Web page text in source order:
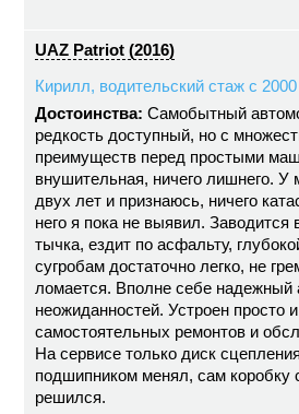
UAZ Patriot (2016)
Кирилл, водительский стаж с 2000
Достоинства: Самобытный
редкость доступный, но с
преимуществ перед простыми
внушительная, ничего лишнего.
двух лет и признаюсь, ничего
него я пока не выявил. Заводится
тычка, ездит по асфальту,
сугробам достаточно легко, не
ломается. Вполне себе надежный
неожиданностей. Устроен просто
самостоятельных ремонтов и
На сервисе только диск
подшипником менял, сам коробку
решился.